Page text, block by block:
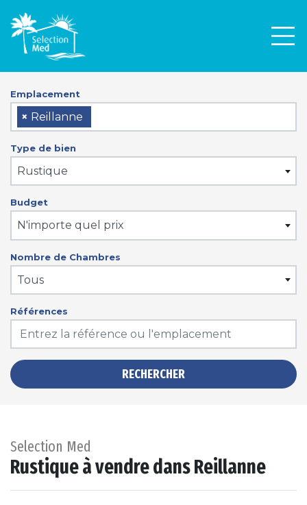
Emplacement
× Reillanne
Type de bien
Rustique
Budget
N'importe quel prix
Nombre de Chambres
Tous
Références
RECHERCHER
Selection Med
Rustique à vendre dans Reillanne